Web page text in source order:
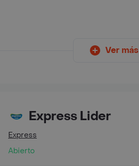
Ver más
Express Lider
Express
Abierto